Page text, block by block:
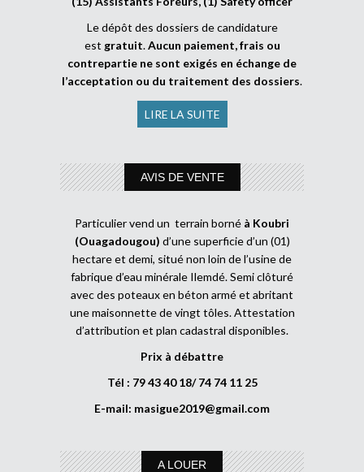
Le dépôt des dossiers de candidature
est gratuit.Aucun paiement, frais ou
contrepartie ne sont exigés en échange de
l’acceptation ou du traitement des dossiers.
LIRE LA SUITE
AVIS DE VENTE
Particulier vend un terrain borné à Koubri
(Ouagadougou) d’une superficie d’un (01)
hectare et demi, situé non loin de l’usine de
fabrique d’eau minérale Ilemdé. Semi clôturé
avec des poteaux en béton armé et abritant
une maisonnette de vingt tôles. Attestation
d’attribution et plan cadastral disponibles.
Prix à débattre
Tél : 79 43 40 18/ 74 74 11 25
E-mail: masigue2019@gmail.com
A LOUER